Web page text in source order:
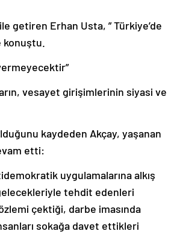
getiren Erhan Usta, ” Türkiye’de
konuştu.
vesayet girişimlerinin siyasi ve
kaydeden Akçay, yaşanan
etti:
uygulamalarına alkış
tehdit edenleri
çektiği, darbe imasında
sokağa davet ettikleri